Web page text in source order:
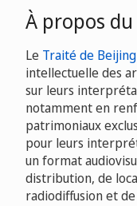
À propos
Le Traité de Beijing
intellectuelle des
sur leurs
notamment en
patrimoniaux
pour leurs
un format
distribution, de
radiodiffusion et